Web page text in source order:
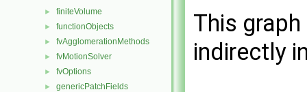
► finiteVolume
► functionObjects
► fvAgglomerationMethods
► fvMotionSolver
► fvOptions
► genericPatchFields
This
indirectly